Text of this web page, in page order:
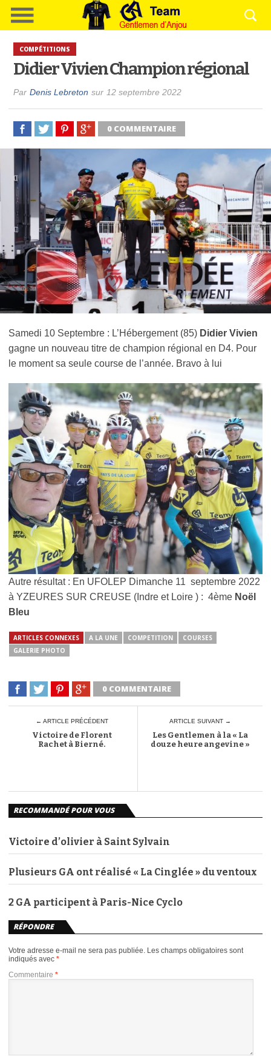
COMPÉTITIONS
Didier Vivien Champion régional
Par Denis Lebreton sur 12 septembre 2022
0 COMMENTAIRE
Samedi 10 Septembre : L’Hébergement (85) Didier Vivien
gagne un nouveau titre de champion régional en D4. Pour
le moment sa seule course de l’année. Bravo à lui
Autre résultat : En UFOLEP Dimanche 11 septembre 2022
à YZEURES SUR CREUSE (Indre et Loire ) : 4ème Noël
Bleu
ARTICLES CONNEXES A LA UNE COMPETITION
COURSES
GALERIE PHOTO
0 COMMENTAIRE
← ARTICLE PRÉCÉDENT
Victoire de Florent
Rachet à Bierné.
ARTICLE SUIVANT →
Les Gentlemen à la « La
douze heure angevine »
RECOMMANDÉ POUR VOUS
Victoire d’olivier à Saint Sylvain
Plusieurs GA ont réalisé « La Cinglée » du ventoux
2 GA participent à Paris-Nice Cyclo
RÉPONDRE
Votre adresse e-mail ne sera pas publiée. Les champs obligatoires sont
indiqués avec *
Commentaire *